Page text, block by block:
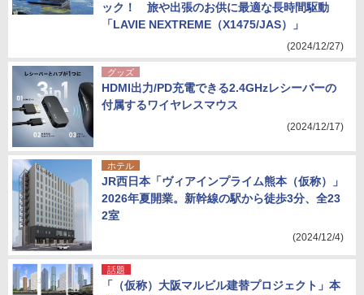
ック！ 旅や出張のお供に最適な長時間駆動
「LAVIE NEXTREME（X1475/JAS）」
(2024/12/27)
グッズ
HDMI出力/PD充電できる2.4GHzレシーバーの
付属するワイヤレスマウス
(2024/12/17)
ホテル
JR西日本「ヴィアインプライム熊本（仮称）」
2026年夏開業。新幹線の駅から徒歩3分、全23
2室
(2024/12/4)
話題
「（仮称）大阪マルビル建替プロジェクト」本